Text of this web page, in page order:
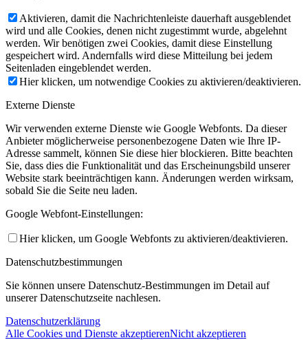
Aktivieren, damit die Nachrichtenleiste dauerhaft ausgeblendet
wird und alle Cookies, denen nicht zugestimmt wurde, abgelehnt
werden. Wir benötigen zwei Cookies, damit diese Einstellung
gespeichert wird. Andernfalls wird diese Mitteilung bei jedem
Seitenladen eingeblendet werden.
Hier klicken, um notwendige Cookies zu aktivieren/deaktivieren.
Externe Dienste
Wir verwenden externe Dienste wie Google Webfonts. Da dieser
Anbieter möglicherweise personenbezogene Daten wie Ihre IP-
Adresse sammelt, können Sie diese hier blockieren. Bitte beachten
Sie, dass dies die Funktionalität und das Erscheinungsbild unserer
Website stark beeinträchtigen kann. Änderungen werden wirksam,
sobald Sie die Seite neu laden.
Google Webfont-Einstellungen:
Hier klicken, um Google Webfonts zu aktivieren/deaktivieren.
Datenschutzbestimmungen
Sie können unsere Datenschutz-Bestimmungen im Detail auf
unserer Datenschutzseite nachlesen.
Datenschutzerklärung
Alle Cookies und Dienste akzeptierenNicht akzeptieren